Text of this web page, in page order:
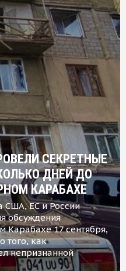
СЕКРЕТНЫЕ
ДНЕЙ ДО
КАРАБАХЕ
США, ЕС и России
обсуждения
Карабахе 17 сентября,
того, как
непризнанной